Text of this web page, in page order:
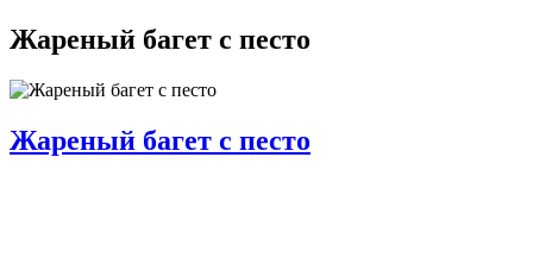
Жареный багет с песто
Жареный багет с песто